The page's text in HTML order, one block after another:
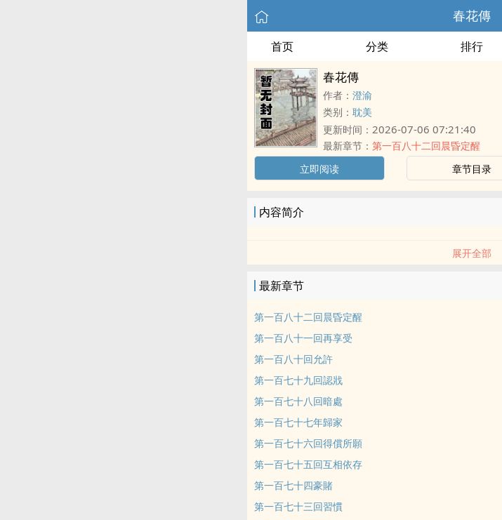
春花傳
首页 分类 排行
春花傳
作者： 澄渝
类别： 耽美
更新时间： 2026-07-06 07:21:40
最新章节： 第一百八十二回晨昏定醒
立即阅读
章节目录
内容简介
展开全部
最新章节
第一百八十二回晨昏定醒
第一百八十一回再享受
第一百八十回允許
第一百七十九回認戕
第一百七十八回暗處
第一百七十七年歸家
第一百七十六回得償所願
第一百七十五回互相依存
第一百七十四豪賭
第一百七十三回習慣